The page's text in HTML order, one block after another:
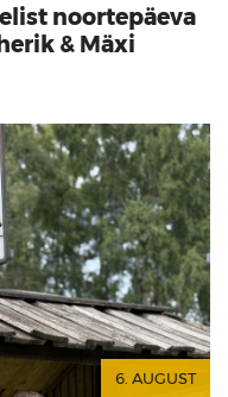
noortepäeva
& Mäxi
6. AUGUST